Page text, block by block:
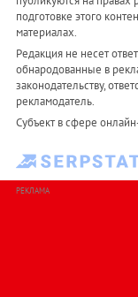
подготовке этого
материалах.
Редакция не несет
обнародованные в
законодательству,
рекламодатель.
Субъект в сфере
РЕКЛАМА